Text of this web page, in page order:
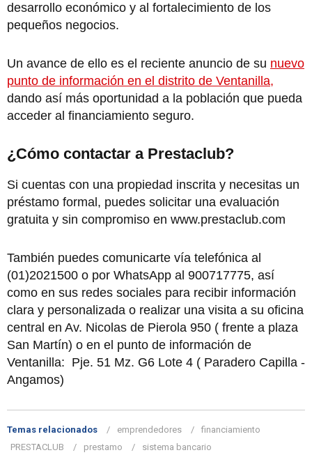
desarrollo económico y al fortalecimiento de los
pequeños negocios.
Un avance de ello es el reciente anuncio de su nuevo
punto de información en el distrito de Ventanilla,
dando así más oportunidad a la población que pueda
acceder al financiamiento seguro.
¿Cómo contactar a Prestaclub?
Si cuentas con una propiedad inscrita y necesitas un
préstamo formal, puedes solicitar una evaluación
gratuita y sin compromiso en www.prestaclub.com
También puedes comunicarte vía telefónica al
(01)2021500 o por WhatsApp al 900717775, así
como en sus redes sociales para recibir información
clara y personalizada o realizar una visita a su oficina
central en Av. Nicolas de Pierola 950 ( frente a plaza
San Martín) o en el punto de información de
Ventanilla: Pje. 51 Mz. G6 Lote 4 ( Paradero Capilla -
Angamos)
Temas relacionados emprendedores
financiamiento
PRESTACLUB
prestamo sistema bancario